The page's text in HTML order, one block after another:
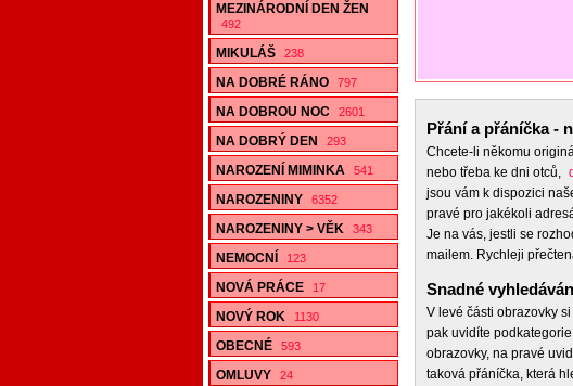
MEZINÁRODNÍ DEN ŽEN
492
MIKULÁŠ 238
NA DOBRÉ RÁNO 797
NA DOBROU NOC 2601
NA DOBRÝ DEN 293
NAROZENÍ MIMINKA 541
NAROZENINY 6352
NAROZENINY > VĚK 343
NEMOCNÍ 123
NOVÁ PRÁCE 17
NOVÝ ROK 1130
OBECNÉ 593
OMLUVY 24
Přání a přáníčka -
Chcete-li někomu
nebo třeba ke dni otců,
jsou vám k dispozici
pravé pro jakékoli
Je na vás, jestli se
mailem. Rychleji
Snadné
V levé části obrazovky
pak uvidíte
obrazovky, na pravé
taková přáníčka, která